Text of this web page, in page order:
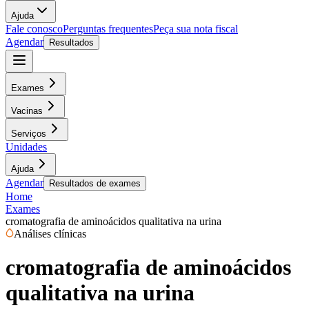
Ajuda
Fale conoscoPerguntas frequentesPeça sua nota fiscal
Agendar
Resultados
Exames
Vacinas
Serviços
Unidades
Ajuda
Agendar Resultados de exames
Home
Exames
cromatografia de aminoácidos qualitativa na urina
Análises clínicas
cromatografia de aminoácidos
qualitativa na urina